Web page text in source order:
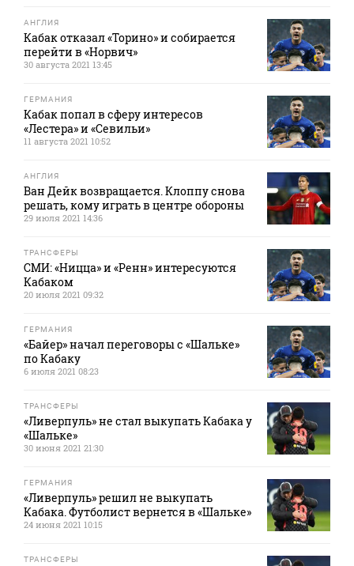
АНГЛИЯ
Кабак отказал «Торино» и собирается
перейти в «Норвич»
30 августа 2021 13:45
ГЕРМАНИЯ
Кабак попал в сферу интересов
«Лестера» и «Севильи»
11 августа 2021 10:52
АНГЛИЯ
Ван Дейк возвращается. Клоппу снова
решать, кому играть в центре обороны
29 июля 2021 14:36
ТРАНСФЕРЫ
СМИ: «Ницца» и «Ренн» интересуются
Кабаком
20 июля 2021 09:32
ГЕРМАНИЯ
«Байер» начал переговоры с «Шальке»
по Кабаку
6 июля 2021 08:23
ТРАНСФЕРЫ
«Ливерпуль» не стал выкупать Кабака у
«Шальке»
30 июня 2021 21:30
ГЕРМАНИЯ
«Ливерпуль» решил не выкупать
Кабака. Футболист вернется в «Шальке»
24 июня 2021 10:15
ТРАНСФЕРЫ